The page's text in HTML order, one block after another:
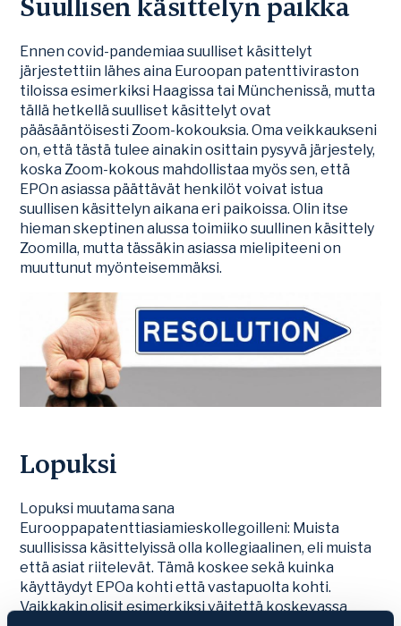
Ennen covid-pandemiaa suulliset käsittelyt
järjestettiin lähes aina Euroopan patenttiviraston
tiloissa esimerkiksi Haagissa tai Münchenissä, mutta
tällä hetkellä suulliset käsittelyt ovat
pääsääntöisesti Zoom-kokouksia. Oma veikkaukseni
on, että tästä tulee ainakin osittain pysyvä järjestely,
koska Zoom-kokous mahdollistaa myös sen, että
EPOn asiassa päättävät henkilöt voivat istua
suullisen käsittelyn aikana eri paikoissa. Olin itse
hieman skeptinen alussa toimiiko suullinen käsittely
Zoomilla, mutta tässäkin asiassa mielipiteeni on
muuttunut myönteisemmäksi.
Lopuksi
Lopuksi muutama sana
Eurooppapatenttiasiamieskollegoilleni: Muista
suullisissa käsittelyissä olla kollegiaalinen, eli muista
että asiat riitelevät. Tämä koskee sekä kuinka
käyttäydyt EPOa kohti että vastapuolta kohti.
Vaikkakin olisit esimerkiksi väitettä koskevassa